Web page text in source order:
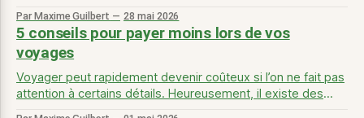
hébergement. Beaucoup de voyageurs partent avec des
envies floues : « Je veux partir cet été » ou « Je veux voir la
mer
Par Maxime Guilbert 28 mai 2026
5 conseils pour payer moins lors de vos
voyages
Voyager peut rapidement devenir coûteux si l’on ne fait pas
attention à certains détails. Heureusement, il existe des